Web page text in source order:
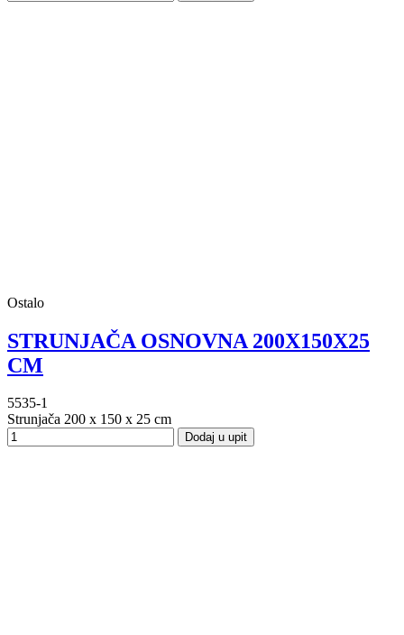
Ostalo
STRUNJAČA OSNOVNA 200X150X25
CM
5535-1
Strunjača 200 x 150 x 25 cm
Dodaj u upit